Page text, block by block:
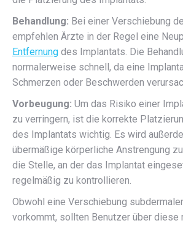
Behandlung: Bei einer Verschiebung
empfehlen Ärzte in der Regel eine
Entfernung des Implantats. Die
normalerweise schnell, da eine
Schmerzen oder Beschwerden
Vorbeugung: Um das Risiko einer
zu verringern, ist die korrekte
des Implantats wichtig. Es wird
übermäßige körperliche Anstrengung
die Stelle, an der das Implantat
regelmäßig zu kontrollieren.
Obwohl eine Verschiebung
vorkommt, sollten Benutzer über diese